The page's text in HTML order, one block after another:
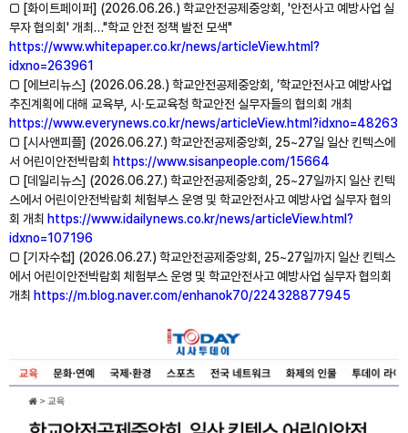
□ [화이트페이퍼] (2026.06.26.) 학교안전공제중앙회, '안전사고 예방사업 실
무자 협의회' 개최…"학교 안전 정책 발전 모색"
https://www.whitepaper.co.kr/news/articleView.html?
idxno=263961
□ [에브리뉴스] (2026.06.28.) 학교안전공제중앙회, ’학교안전사고 예방사업
추진계획에 대해 교육부, 시⸱도교육청 학교안전 실무자들의 협의회 개최
https://www.everynews.co.kr/news/articleView.html?idxno=48263
□ [시사앤피플] (2026.06.27.) 학교안전공제중앙회, 25~27일 일산 킨텍스에
서 어린이안전박람회 https://www.sisanpeople.com/15664
□ [데일리뉴스] (2026.06.27.) 학교안전공제중앙회, 25~27일까지 일산 킨텍
스에서 어린이안전박람회 체험부스 운영 및 학교안전사고 예방사업 실무자 협의
회 개최 https://www.idailynews.co.kr/news/articleView.html?
idxno=107196
□ [기자수첩] (2026.06.27.) 학교안전공제중앙회, 25~27일까지 일산 킨텍스
에서 어린이안전박람회 체험부스 운영 및 학교안전사고 예방사업 실무자 협의회
개최 https://m.blog.naver.com/enhanok70/224328877945